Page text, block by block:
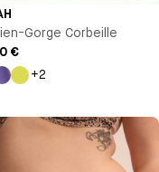
Gorge Corbeille
€
+2